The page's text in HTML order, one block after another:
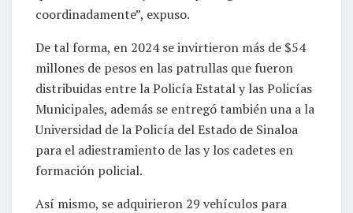
coordinadamente”, expuso.
De tal forma, en 2024 se invirtieron más de $54
millones de pesos en las patrullas que fueron
distribuidas entre la Policía Estatal y las Policías
Municipales, además se entregó también una a la
Universidad de la Policía del Estado de Sinaloa
para el adiestramiento de las y los cadetes en
formación policial.
Así mismo, se adquirieron 29 vehículos para